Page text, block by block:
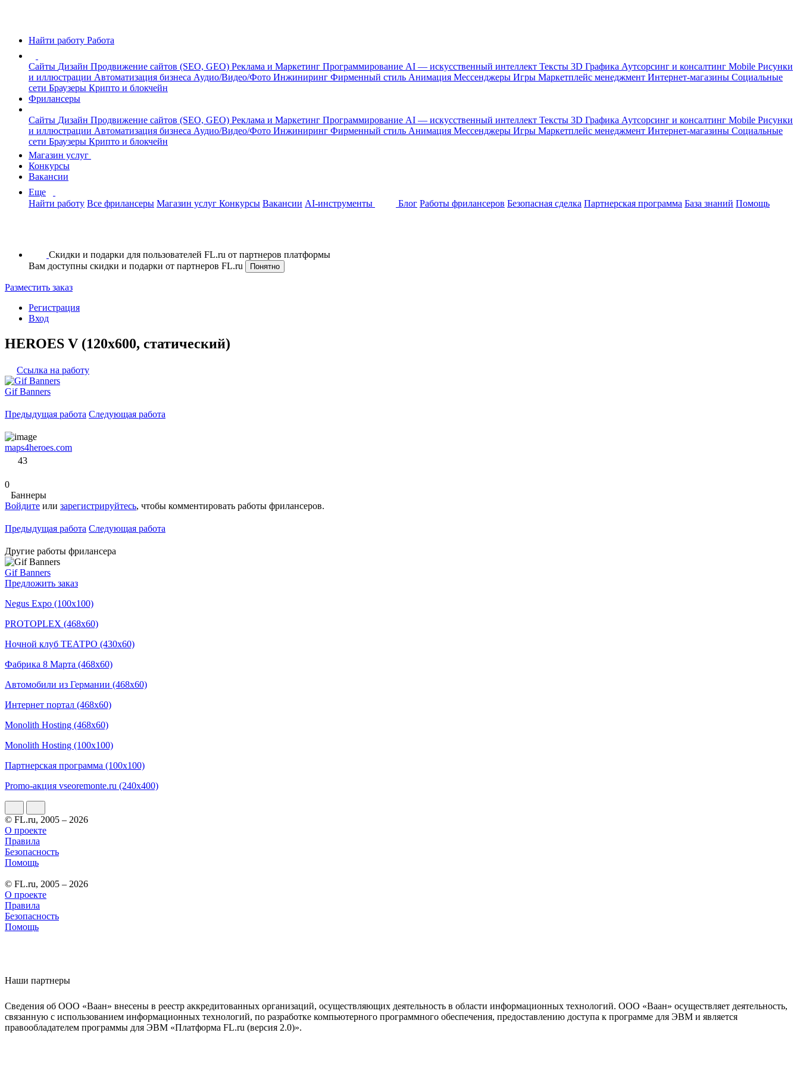
Найти работу Работа
Сайты Дизайн Продвижение сайтов (SEO, GEO) Реклама и Маркетинг Программирование AI — искусственный интеллект Тексты 3D Графика Аутсорсинг и консалтинг Mobile Рисунки
и иллюстрации Автоматизация бизнеса Аудио/Видео/Фото Инжиниринг Фирменный стиль Анимация Мессенджеры Игры Маркетплейс менеджмент Интернет-магазины Социальные
сети Браузеры Крипто и блокчейн
Фрилансеры
Сайты Дизайн Продвижение сайтов (SEO, GEO) Реклама и Маркетинг Программирование AI — искусственный интеллект Тексты 3D Графика Аутсорсинг и консалтинг Mobile Рисунки
и иллюстрации Автоматизация бизнеса Аудио/Видео/Фото Инжиниринг Фирменный стиль Анимация Мессенджеры Игры Маркетплейс менеджмент Интернет-магазины Социальные
сети Браузеры Крипто и блокчейн
Магазин услуг
Конкурсы
Вакансии
Еще
Найти работу Все фрилансеры Магазин услуг Конкурсы Вакансии AI-инструменты Блог Работы фрилансеров Безопасная сделка Партнерская программа База знаний Помощь
Скидки и подарки для пользователей FL.ru от партнеров платформы
Вам доступны скидки и подарки от партнеров FL.ru
Понятно
Разместить заказ
Регистрация
Вход
HEROES V (120x600, статический)
Ссылка на работу
Gif Banners
Предыдущая работа Следующая работа
maps4heroes.com
43
0
Баннеры
Войдите или зарегистрируйтесь, чтобы комментировать работы фрилансеров.
Предыдущая работа Следующая работа
Другие работы фрилансера
Gif Banners
Предложить заказ
Negus Expo (100x100)
PROTOPLEX (468x60)
Ночной клуб ТЕАТРО (430x60)
Фабрика 8 Марта (468x60)
Автомобили из Германии (468x60)
Интернет портал (468x60)
Monolith Hosting (468x60)
Monolith Hosting (100x100)
Партнерская программа (100x100)
Promo-акция vseoremonte.ru (240x400)
© FL.ru, 2005 – 2026
О проекте
Правила
Безопасность
Помощь
© FL.ru, 2005 – 2026
О проекте
Правила
Безопасность
Помощь
Наши партнеры
Сведения об ООО «Ваан» внесены в реестр аккредитованных организаций, осуществляющих деятельность в области информационных технологий. ООО «Ваан» осуществляет деятельность,
связанную с использованием информационных технологий, по разработке компьютерного программного обеспечения, предоставлению доступа к программе для ЭВМ и является
правообладателем программы для ЭВМ «Платформа FL.ru (версия 2.0)».